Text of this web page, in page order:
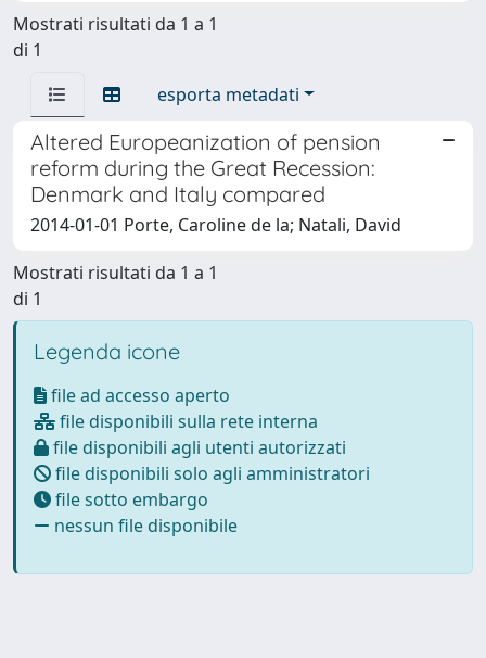
Mostrati risultati da 1 a 1
di 1
esporta metadati
Altered Europeanization of pension
reform during the Great Recession:
Denmark and Italy compared
2014-01-01 Porte, Caroline de la; Natali, David
Mostrati risultati da 1 a 1
di 1
Legenda icone
file ad accesso aperto
file disponibili sulla rete interna
file disponibili agli utenti autorizzati
file disponibili solo agli amministratori
file sotto embargo
nessun file disponibile